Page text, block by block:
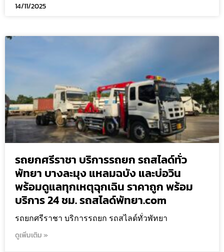
14/11/2025
รถยกศรีราชา บริการรถยก รถสไลด์ทั่ว
พัทยา บางละมุง แหลมฉบัง และบ่อวิน
พร้อมดูแลทุกเหตุฉุกเฉิน ราคาถูก พร้อม
บริการ 24 ชม. รถสไลด์พัทยา.com
รถยกศรีราชา บริการรถยก รถสไลด์ทั่วพัทยา
ดูเพิ่มเติม »